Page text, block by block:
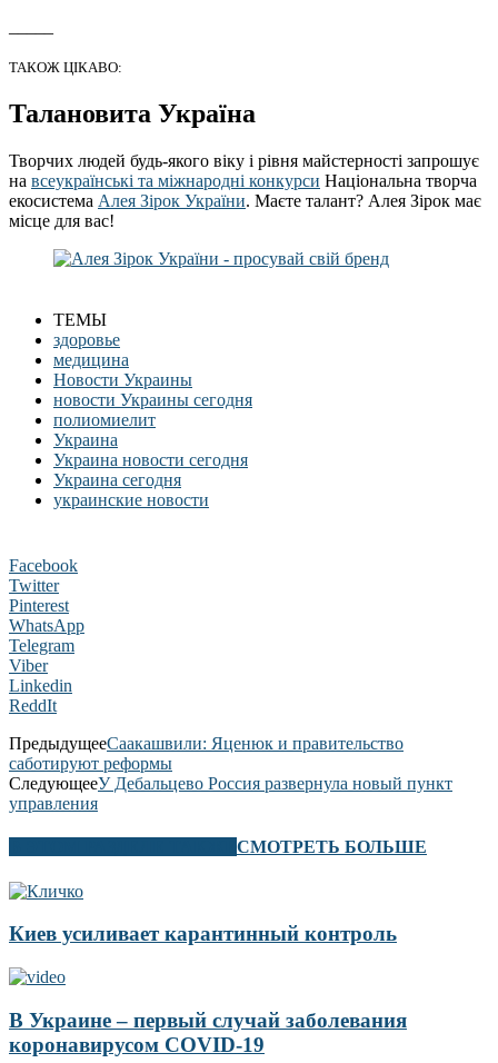
ТАКОЖ ЦІКАВО:
Талановита Україна
Творчих людей будь-якого віку і рівня майстерності запрошує
на всеукраїнські та міжнародні конкурси Національна творча
екосистема Алея Зірок України. Маєте талант? Алея Зірок має
місце для вас!
ТЕМЫ
здоровье
медицина
Новости Украины
новости Украины сегодня
полиомиелит
Украина
Украина новости сегодня
Украина сегодня
украинские новости
Facebook
Twitter
Pinterest
WhatsApp
Telegram
Viber
Linkedin
ReddIt
ПредыдущееСаакашвили: Яценюк и правительство
саботируют реформы
СледующееУ Дебальцево Россия развернула новый пункт
управления
СМОТРЕТЬ БОЛЬШЕ
Киев усиливает карантинный контроль
В Украине – первый случай заболевания
коронавирусом COVID-19